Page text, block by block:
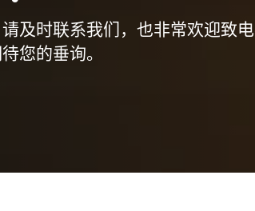
及时联系我们，也非常欢迎致
您的垂询。